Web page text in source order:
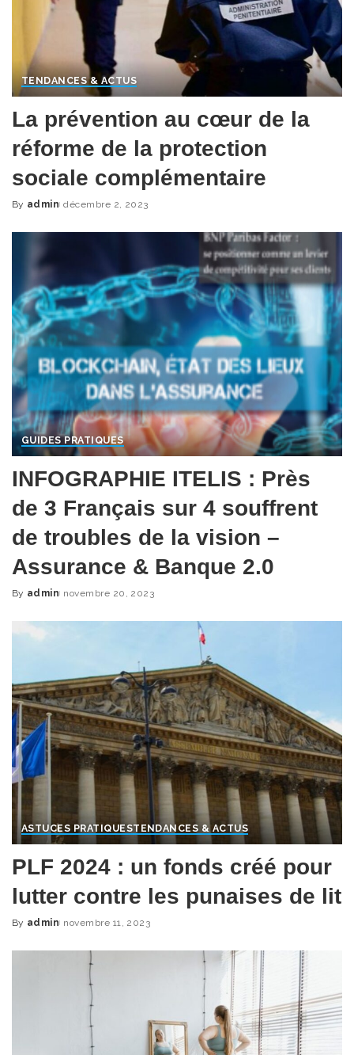
TENDANCES & ACTUS
La prévention au cœur de la
réforme de la protection
sociale complémentaire
Posted
By admin décembre 2, 2023
GUIDES PRATIQUES
INFOGRAPHIE ITELIS : Près
de 3 Français sur 4 souffrent
de troubles de la vision –
Assurance & Banque 2.0
Posted
By admin novembre 20, 2023
ASTUCES PRATIQUESTENDANCES & ACTUS
PLF 2024 : un fonds créé pour
lutter contre les punaises de lit
Posted
By admin novembre 11, 2023